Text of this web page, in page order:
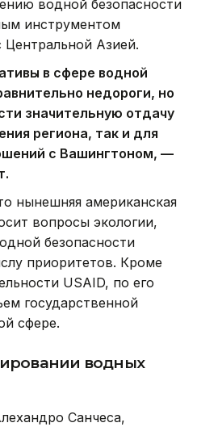
водной безопасности
инструментом
Азией.
в сфере водной
недороги, но
значительную отдачу
региона, так и для
с Вашингтоном, —
нынешняя американская
вопросы экологии,
безопасности
приоритетов. Кроме
USAID, по его
государственной
сфере.
водных
Санчеса,